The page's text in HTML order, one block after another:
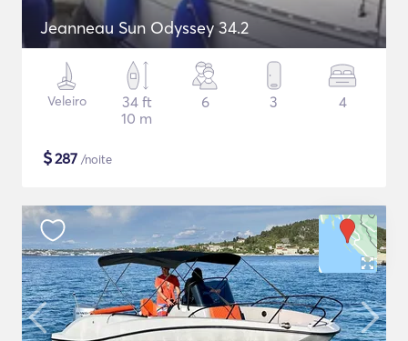
Jeanneau Sun Odyssey 34.2
Veleiro
34 ft
10 m
6 3 4
$287 /noite